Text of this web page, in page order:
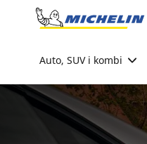
Go to page content
Auto, SUV i kombi